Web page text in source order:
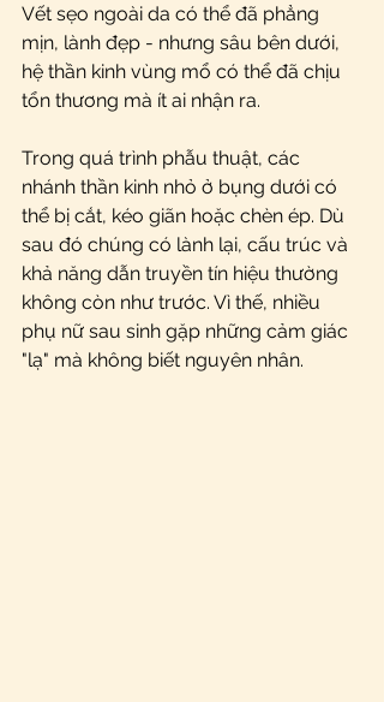
Vết sẹo ngoài da có thể đã phẳng
mịn, lành đẹp - nhưng sâu bên dưới,
hệ thần kinh vùng mổ có thể đã chịu
tổn thương mà ít ai nhận ra.
Trong quá trình phẫu thuật, các
nhánh thần kinh nhỏ ở bụng dưới có
thể bị cắt, kéo giãn hoặc chèn ép. Dù
sau đó chúng có lành lại, cấu trúc và
khả năng dẫn truyền tín hiệu thường
không còn như trước. Vì thế, nhiều
phụ nữ sau sinh gặp những cảm giác
"lạ" mà không biết nguyên nhân.